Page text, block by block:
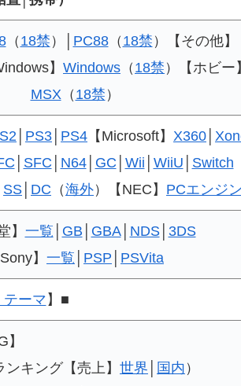
（ 18禁 ）│ PC88（ 18禁 ）【その他】
】 Windows （ 18禁 ）【ホビー】
MSX （ 18禁 ）
PS3 PS4 【Microsoft】 X360
SFC N64│ GC Wii WiiU Switch
SS DC （海外）【NEC】 PCエンジン
】 一覧 GB GBA│ NDS│ 3DS
】 一覧 PSP PSVita
ーマ 】■
キング【売上】 世界 国内 ）